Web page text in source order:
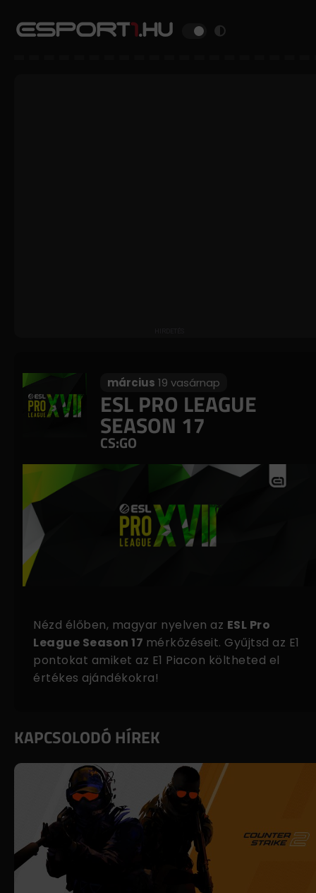
március 19 vasárnap
ESL PRO LEAGUE
SEASON 17
CS:GO
Nézd élőben, magyar nyelven az ESL Pro
League Season 17 mérkőzéseit. Gyűjtsd az E1
pontokat amiket az E1 Piacon költheted el
értékes ajándékokra!
KAPCSOLODÓ HÍREK